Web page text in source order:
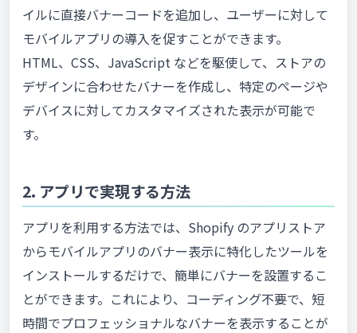
イルに直接バナーコードを追加し、ユーザーに対して
モバイルアプリの導入を促すことができます。
HTML、CSS、JavaScript などを駆使して、ストアの
デザインに合わせたバナーを作成し、特定のページや
デバイスに対してカスタマイズされた表示が可能で
す。
2. アプリで実現する方法
アプリを利用する方法では、Shopify のアプリストア
からモバイルアプリのバナー表示に特化したツールを
インストールするだけで、簡単にバナーを設置するこ
とができます。これにより、コーディング不要で、短
時間でプロフェッショナルなバナーを表示することが